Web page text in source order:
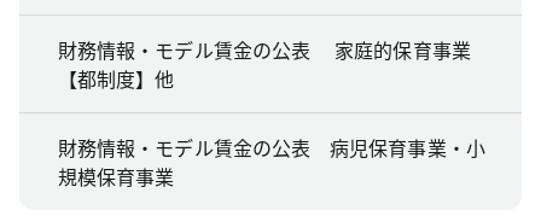
財務情報・モデル賃金の公表 家庭的保育事業
【都制度】他
財務情報・モデル賃金の公表 病児保育事業・小
規模保育事業